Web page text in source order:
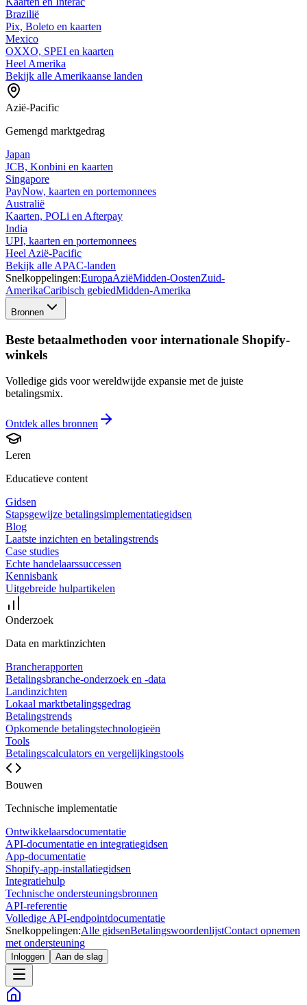
Brazilië
Pix, Boleto en kaarten
Mexico
OXXO, SPEI en kaarten
Heel Amerika
Bekijk alle Amerikaanse landen
Azië-Pacific
Gemengd marktgedrag
Japan
JCB, Konbini en kaarten
Singapore
PayNow, kaarten en portemonnees
Australië
Kaarten, POLi en Afterpay
India
UPI, kaarten en portemonnees
Heel Azië-Pacific
Bekijk alle APAC-landen
Snelkoppelingen:EuropaAziëMidden-OostenZuid-
AmerikaCaribisch gebiedMidden-Amerika
Bronnen
Beste betaalmethoden voor internationale Shopify-
winkels
Volledige gids voor wereldwijde expansie met de juiste
betalingsmix.
Ontdek alles bronnen
Leren
Educatieve content
Gidsen
Stapsgewijze betalingsimplementatiegidsen
Blog
Laatste inzichten en betalingstrends
Case studies
Echte handelaarssuccessen
Kennisbank
Uitgebreide hulpartikelen
Onderzoek
Data en marktinzichten
Brancherapporten
Betalingsbranche-onderzoek en -data
Landinzichten
Lokaal marktbetalingsgedrag
Betalingstrends
Opkomende betalingstechnologieën
Tools
Betalingscalculators en vergelijkingstools
Bouwen
Technische implementatie
Ontwikkelaarsdocumentatie
API-documentatie en integratiegidsen
App-documentatie
Shopify-app-installatiegidsen
Integratiehulp
Technische ondersteuningsbronnen
API-referentie
Volledige API-endpointdocumentatie
Snelkoppelingen:Alle gidsenBetalingswoordenlijstContact opnemen
met ondersteuning
Inloggen Aan de slag